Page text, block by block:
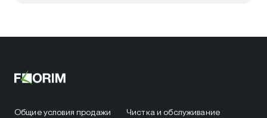
Общие условия продажи Чистка и обслуживание